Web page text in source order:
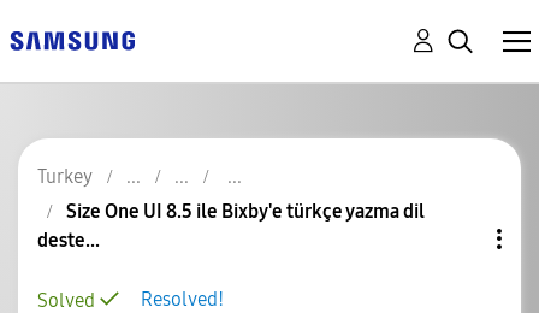
Turkey
Size One UI 8.5 ile Bixby'e türkçe yazma dil
deste...
Resolved!
Solved